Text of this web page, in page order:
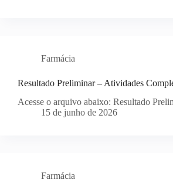
Farmácia
Resultado Preliminar – Atividades
Acesse o arquivo abaixo: Resultado
15 de junho de 2026
Farmácia